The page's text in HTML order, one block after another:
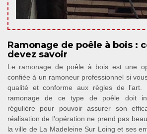
Ramonage de poêle à bois :
devez savoir
Le ramonage de poêle à bois est une
confiée à un ramoneur professionnel si
qualité et conforme aux règles de
ramonage de ce type de poêle doit
régulière pour pouvoir assurer son
réalisation de l’opération ne prend pas
la ville de La Madeleine Sur Loing et ses